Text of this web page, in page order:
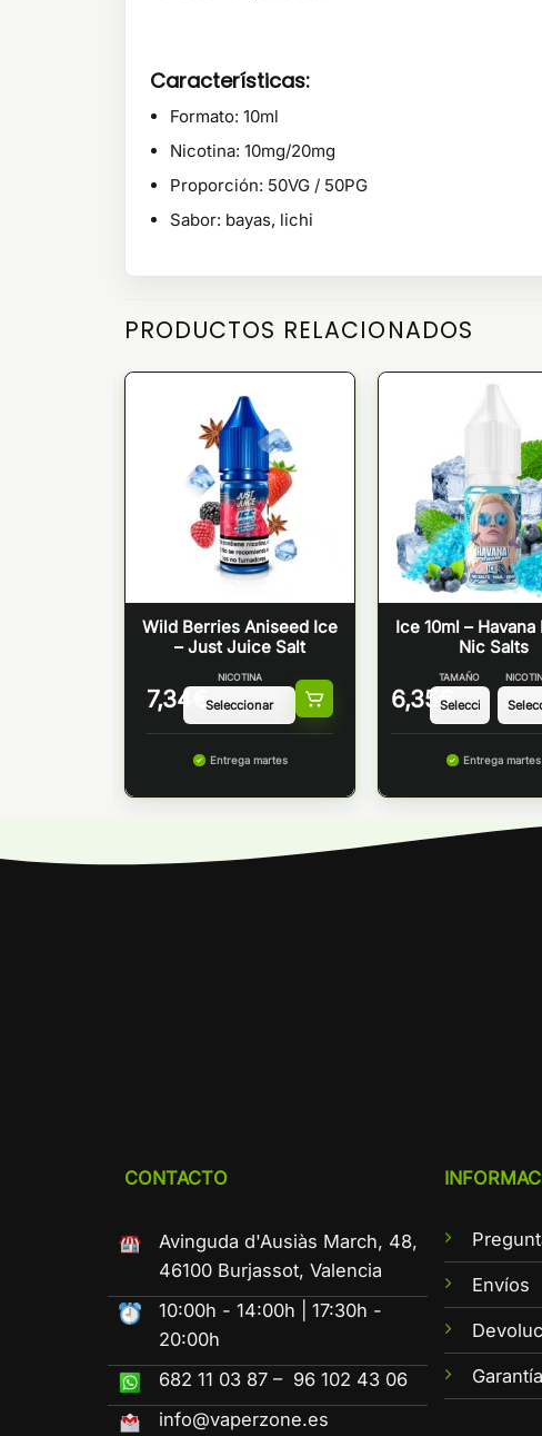
Características:
Formato: 10ml
Nicotina: 10mg/20mg
Proporción: 50VG / 50PG
Sabor: bayas, lichi
PRODUCTOS RELACIONADOS
Wild Berries Aniseed Ice
– Just Juice Salt
7,34 €
NICOTINA
Entrega martes
Ice 10ml – Havana
Nic Salts
6,35 €
TAMAÑO
Entrega martes
CONTACTO
Avinguda d'Ausiàs March, 48,
46100 Burjassot, Valencia
10:00h - 14:00h | 17:30h -
20:00h
682 11 03 87 – 96 102 43 06
info@vaperzone.es
Envíos
Garantía